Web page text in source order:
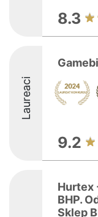
8.3
Laureaci
9.2
‍️Hurtex
BHP.
Sklep